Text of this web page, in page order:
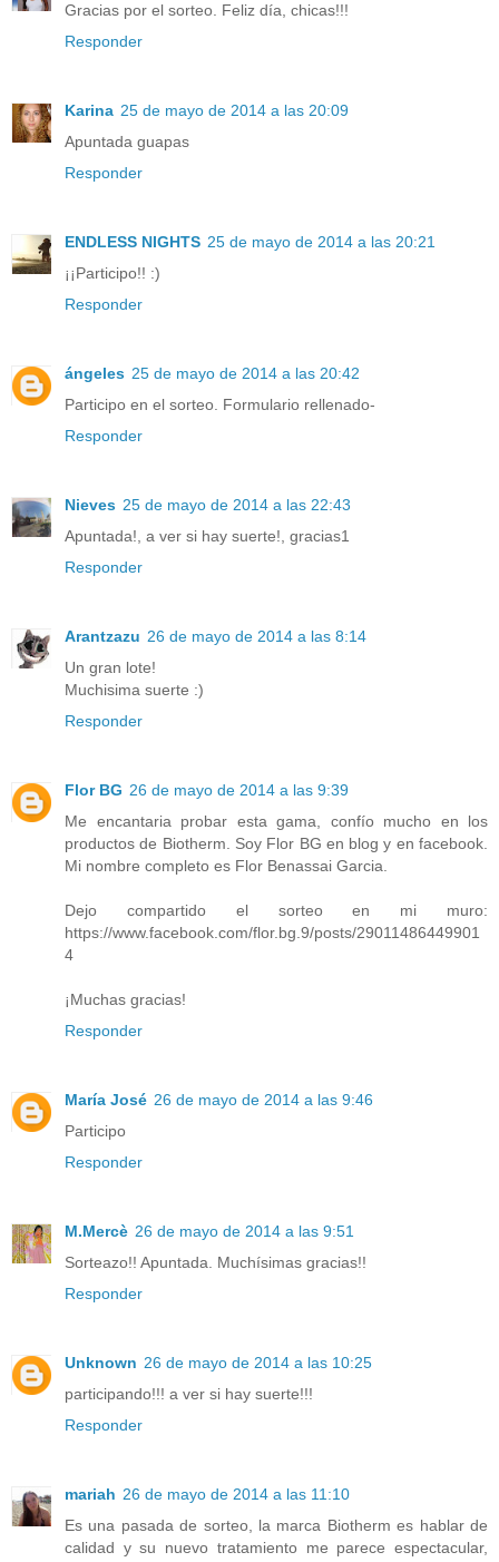
Gracias por el sorteo. Feliz día, chicas!!!
Responder
Karina 25 de mayo de 2014 a las 20:09
Apuntada guapas
Responder
ENDLESS NIGHTS 25 de mayo de 2014 a las 20:21
¡¡Participo!! :)
Responder
ángeles 25 de mayo de 2014 a las 20:42
Participo en el sorteo. Formulario rellenado-
Responder
Nieves 25 de mayo de 2014 a las 22:43
Apuntada!, a ver si hay suerte!, gracias1
Responder
Arantzazu 26 de mayo de 2014 a las 8:14
Un gran lote!
Muchisima suerte :)
Responder
Flor BG 26 de mayo de 2014 a las 9:39
Me encantaria probar esta gama, confío mucho en los
productos de Biotherm. Soy Flor BG en blog y en facebook.
Mi nombre completo es Flor Benassai Garcia.
Dejo compartido el sorteo en mi muro:
https://www.facebook.com/flor.bg.9/posts/29011486449901
4
¡Muchas gracias!
Responder
María José 26 de mayo de 2014 a las 9:46
Participo
Responder
M.Mercè 26 de mayo de 2014 a las 9:51
Sorteazo!! Apuntada. Muchísimas gracias!!
Responder
Unknown 26 de mayo de 2014 a las 10:25
participando!!! a ver si hay suerte!!!
Responder
mariah 26 de mayo de 2014 a las 11:10
Es una pasada de sorteo, la marca Biotherm es hablar de
calidad y su nuevo tratamiento me parece espectacular,